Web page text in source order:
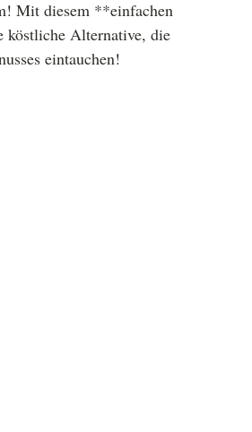
Mit diesem **einfachen
köstliche Alternative, die
eintauchen!